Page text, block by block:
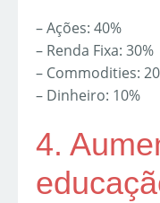
– Ações: 40%
– Renda Fixa: 30%
– Commodities:
– Dinheiro: 10%
4.